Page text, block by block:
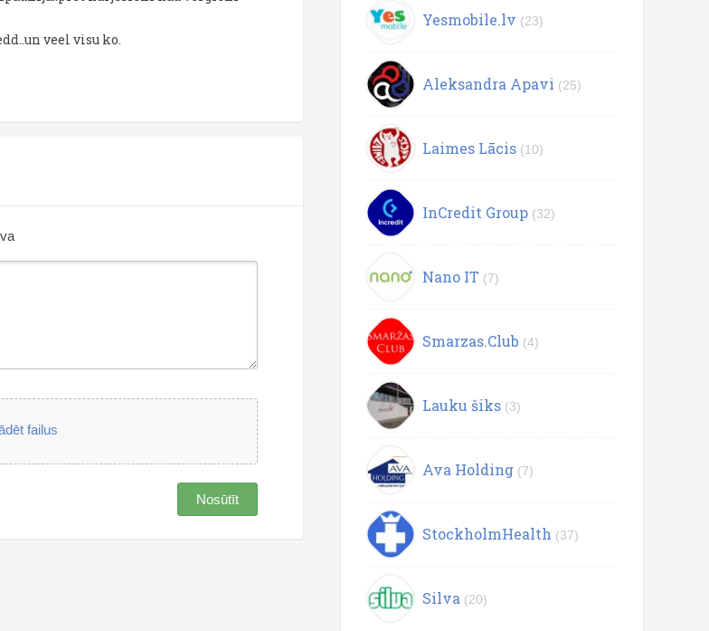
veel visu ko.
failus
Nosūtīt
Yesmobile.lv (23)
Aleksandra Apavi (25)
Laimes Lācis (10)
InCredit Group (32)
Nano IT (7)
Smarzas.Club (4)
Lauku šiks (3)
Ava Holding (7)
StockholmHealth (37)
Silva (20)